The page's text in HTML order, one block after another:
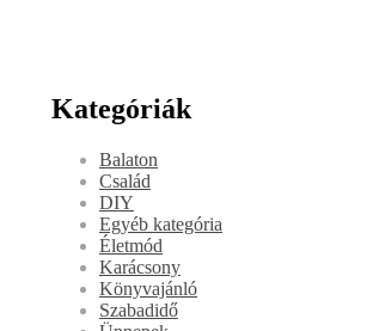
Kategóriák
Balaton
Család
DIY
Egyéb kategória
Életmód
Karácsony
Könyvajánló
Szabadidő